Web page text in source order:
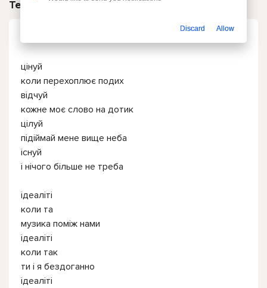
Текст песни
цінуй
коли перехоплює подих
відчуй
кожне моє слово на дотик
цілуй
підіймай мене вище неба
існуй
і нічого більше не треба
ідеаліті
коли та
музика поміж нами
ідеаліті
коли так
ти і я бездоганно
ідеаліті
Discard Allow